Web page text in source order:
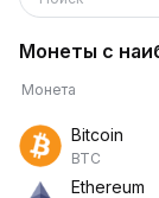
Монеты с
Монета
Bitcoin
BTC
Ethereum